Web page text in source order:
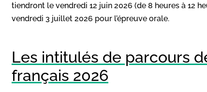
tiendront le vendredi 12 juin 2026 (de 8 heures à 12
vendredi 3 juillet 2026 pour l’épreuve orale.
Les intitulés de parcours
français 2026